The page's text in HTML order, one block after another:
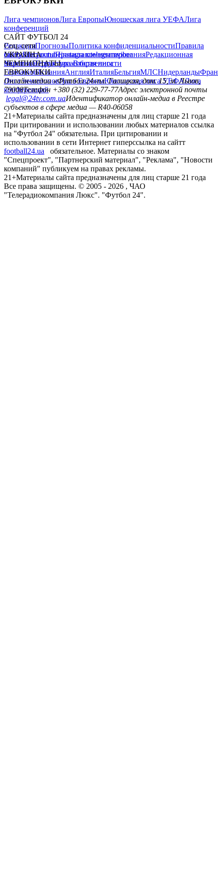
Лига чемпионовЛига ЕвропыЮношеская лига УЕФАЛига
конференций
САЙТ ФУТБОЛ 24
РедакцияПрогнозыПолитика конфиденциальностиПравила
сайтуКонтактыПравила комментированияРедакционная
политикаСтруктура собственности
Соц. сети
facebookxyoutubeinstagramtelegramviber
УКРАИНА
УкраинаПервая лигаВторая лига
ЧЕМПИОНАТЫ
ГерманияИспанияАнглияИталияБельгияМЛСНидерланды
ЕВРОКУБКИ
Лига чемпионовЛига ЕвропыЮношеская лига УЕФАЛига
конференций
Онлайн-медиа «Футбол 24»пл. Галицкая, дом. 15, м. Львов,
79008Телефон +380 (32) 229-77-77Адрес электронной почты
legal@24tv.com.uaИдентификатор онлайн-медиа в Реестре
субъектов в сфере медиа — R40-06058
21+Материалы сайта предназначены для лиц старше 21 года
При цитировании и использовании любых материалов ссылка
на "Футбол 24" обязательна. При цитировании и
использовании в сети Интернет гиперссылка на сайтт
football24.ua
обязательное. Материалы со знаком
"Спецпроект", "Партнерский материал", "Реклама", "Новости
компаний" публикуем на правах рекламы.
21+Материалы сайта предназначены для лиц старше 21 года
Все права защищены. © 2005 - 2026 , ЧАО
"Телерадиокомпания Люкс". "Футбол 24".